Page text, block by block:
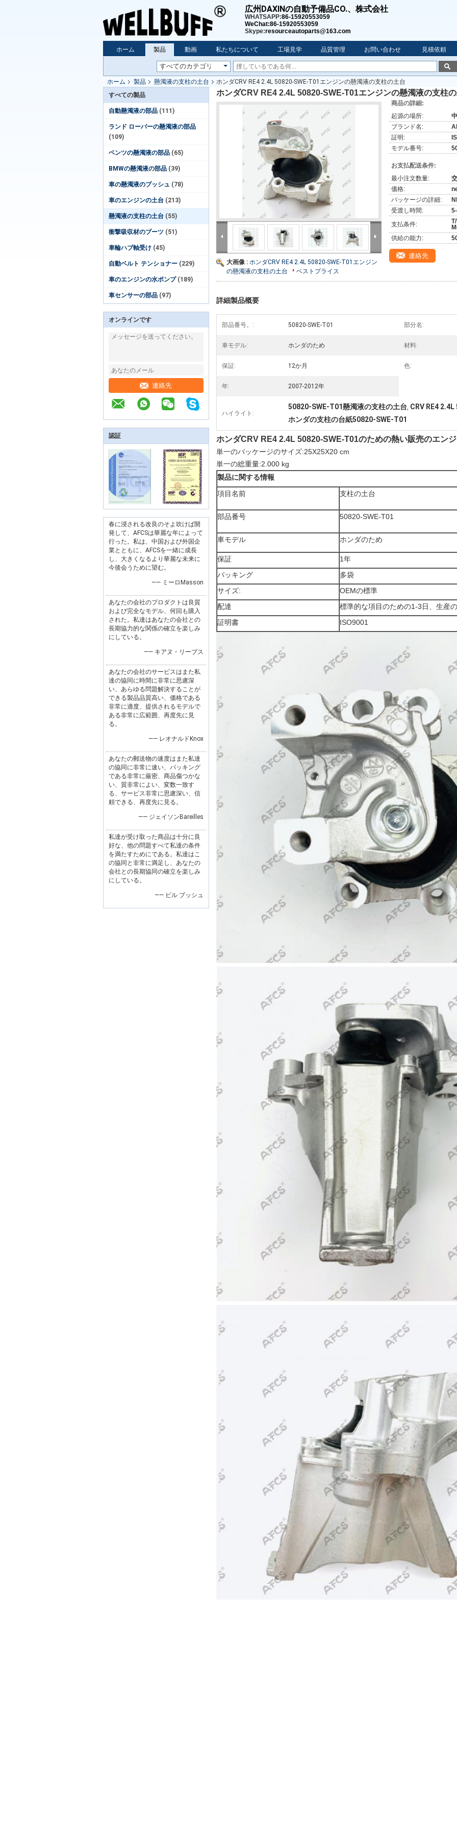
広州DAXINの自動予備品CO.、株式会社
WHATSAPP:86-15920553059
WeChat:86-15920553059
Skype:resourceautoparts@163.com
ホーム 製品 動画 私たちについて 工場見学 品質管理 お問い合わせ 見積依頼
ホーム 製品 懸濁液の支柱の土台
ホンダCRV RE4 2.4L 50820-SWE-T01エンジンの懸濁液の支柱の土台
すべての製品
自動懸濁液の部品 (111)
ランド ローバーの懸濁液の部品
(109)
ベンツの懸濁液の部品 (65)
BMWの懸濁液の部品 (39)
車の懸濁液のブッシュ (78)
車のエンジンの土台 (213)
懸濁液の支柱の土台 (55)
衝撃吸収材のブーツ (51)
車輪ハブ軸受け (45)
自動ベルト テンショナー (229)
車のエンジンの水ポンプ (189)
車センサーの部品 (97)
オンラインです
連絡先
認証
春に浸される改良のそよ吹けば開
発して、AFCSは華麗な年によって
行った。私は、中国および外国企
業とともに、AFCSを一緒に成長
し、大きくなるより華麗な未来に
今後会うために望む。
—— ミーロMasson
あなたの会社のプロダクトは良質
および完全なモデル、何回も購入
された。私達はあなたの会社との
長期協力的な関係の確立を楽しみ
にしている。
—— キアヌ・リーブス
あなたの会社のサービスはまた私
達の協同に時間に非常に思慮深
い、あらゆる問題解決することが
できる製品品質高い、価格である
非常に適度、提供されるモデルで
ある非常に広範囲、再度先に見
る。
—— レオナルドKnox
あなたの郵送物の速度はまた私達
の協同に非常に速い、パッキング
である非常に厳密、商品傷つかな
い、質非常によい、変数一致す
る、サービス非常に思慮深い、信
頼できる、再度先に見る。
—— ジェイソンBareilles
私達が受け取った商品は十分に良
好な、他の問題すべて私達の条件
を満たすためにである。私達はこ
の協同と非常に満足し、あなたの
会社との長期協同の確立を楽しみ
にしている。
—— ビル ブッシュ
ホンダCRV RE4 2.4L 50820-SWE-T01エンジンの懸濁液の支柱
大画像 : ホンダCRV RE4 2.4L 50820-SWE-T01エンジン
の懸濁液の支柱の土台
ベストプライス
商品の詳細:
起源の場所:
ブランド名:
証明:
モデル番号:
お支払配送条件:
最小注文数量:
価格:
パッケージの詳細:
受渡し時間:
支払条件:
供給の能力:
連絡先
詳細製品概要
部品番号。: 50820-SWE-T01 部分名:
車モデル: ホンダのため 材料:
保証: 12か月 色:
年: 2007-2012年
ハイライト:
50820-SWE-T01懸濁液の支柱の土台, CRV RE4
ホンダの支柱の台紙50820-SWE-T01
ホンダCRV RE4 2.4L 50820-SWE-T01のための熱い販売のエン
単一のパッケージのサイズ:25X25X20 cm
単一の総重量:2.000 kg
製品に関する情報
項目名前
支柱の土台
部品番号 50820-SWE-T01
車モデル ホンダのため
保証
1年
パッキング
多袋
サイズ:
OEMの標準
配達
標準的な項目のための1-3日、生産
証明書
ISO9001